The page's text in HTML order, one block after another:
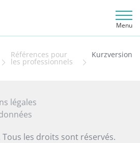
Menu
Références pour
les professionnels
Kurzversion
Tous les droits sont réservés.
légales